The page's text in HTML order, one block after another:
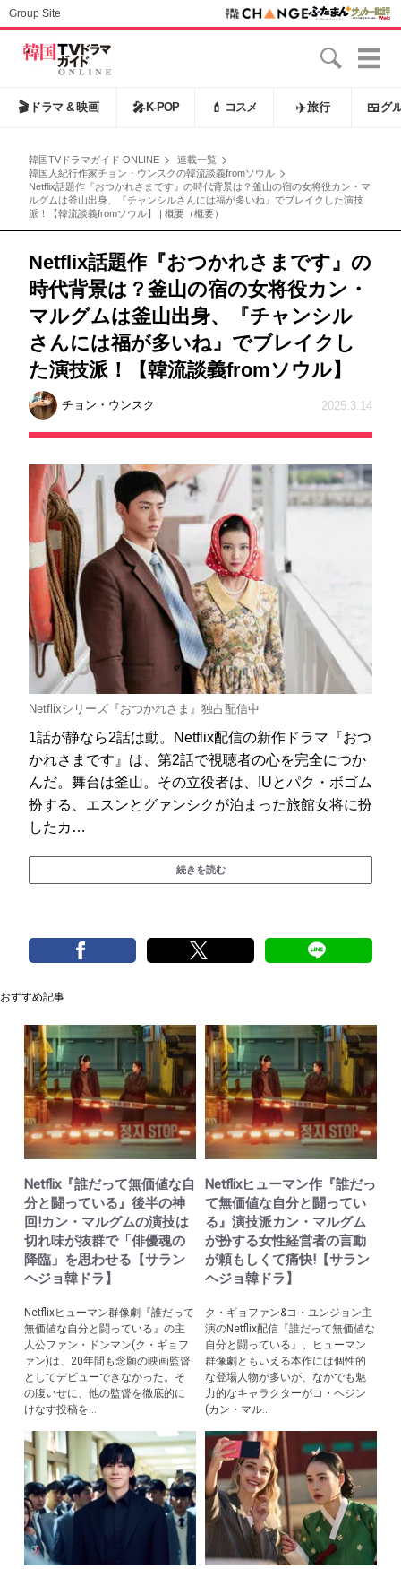
Group Site
🎬 ドラマ & 映画 🎤 K-POP 💄 コスメ ✈️旅行 🍱 グ
韓国TVドラマガイド ONLINE
連載一覧
韓国人紀行作家チョン・ウンスクの韓流談義fromソウル
Netflix話題作『おつかれさまです』の時代背景は？釜山の宿の女将役カン・マ
ルグムは釜山出身、『チャンシルさんには福が多いね』でブレイクした演技
派！【韓流談義fromソウル】 | 概要（概要）
Netflix話題作『おつかれさまです』の
時代背景は？釜山の宿の女将役カン・
マルグムは釜山出身、『チャンシル
さんには福が多いね』でブレイクし
た演技派！【韓流談義fromソウル】
チョン・ウンスク 2025.3.14
Netflixシリーズ『おつかれさま』独占配信中
1話が静なら2話は動。Netflix配信の新作ドラマ『おつ
かれさまです』は、第2話で視聴者の心を完全につか
んだ。舞台は釜山。その立役者は、IUとパク・ボゴム
扮する、エスンとグァンシクが泊まった旅館女将に扮
したカ…
続きを読む
おすすめ記事
Netflix『誰だって無価値な自
分と闘っている』後半の神
回!カン・マルグムの演技は
切れ味が抜群で「俳優魂の
降臨」を思わせる【サラン
ヘジョ韓ドラ】
Netflixヒューマン群像劇『誰だって
無価値な自分と闘っている』の主
人公ファン・ドンマン(ク・ギョフ
ァン)は、20年間も念願の映画監督
としてデビューできなかった。そ
の腹いせに、他の監督を徹底的に
けなす投稿を...
Netflixヒューマン作『誰だっ
て無価値な自分と闘ってい
る』演技派カン・マルグム
が扮する女性経営者の言動
が頼もしくて痛快!【サラン
ヘジョ韓ドラ】
ク・ギョファン&コ・ユンジョン主
演のNetflix配信『誰だって無価値な
自分と闘っている』。ヒューマン
群像劇ともいえる本作には個性的
な登場人物が多いが、なかでも魅
力的なキャラクターがコ・ヘジン
(カン・マル...